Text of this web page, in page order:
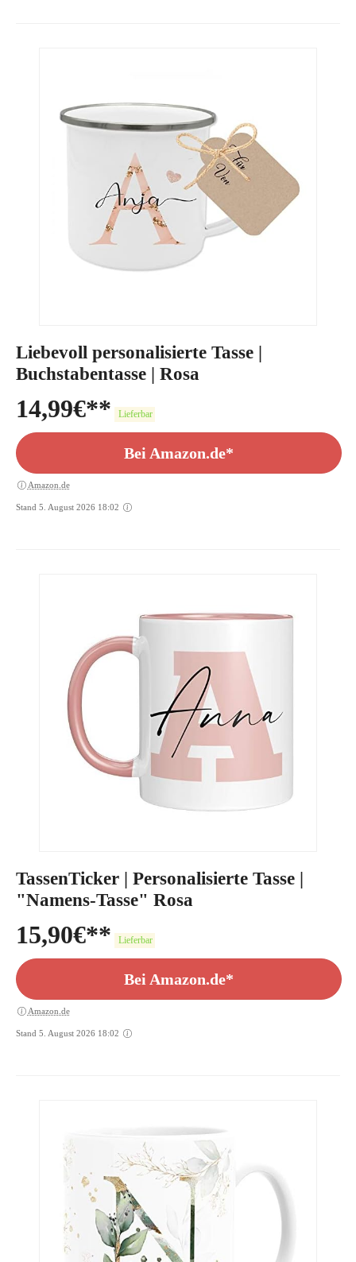
Liebevoll personalisierte Tasse |
Buchstabentasse | Rosa
14,99€ Lieferbar
Bei Amazon.de*
Amazon.de
Stand 5. August 2026 18:02
TassenTicker | Personalisierte Tasse |
"Namens-Tasse" Rosa
15,90€ Lieferbar
Bei Amazon.de*
Amazon.de
Stand 5. August 2026 18:02